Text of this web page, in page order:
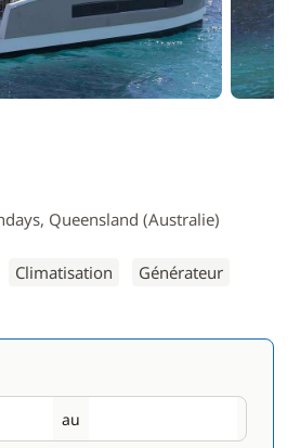
Queensland (Australie)
Climatisation Générateur
au
Retour